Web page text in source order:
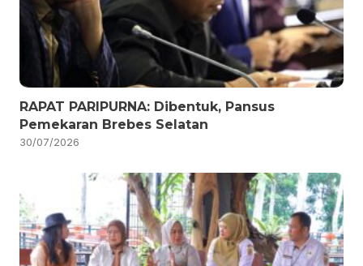
RAPAT PARIPURNA: Dibentuk, Pansus
Pemekaran Brebes Selatan
30/07/2026